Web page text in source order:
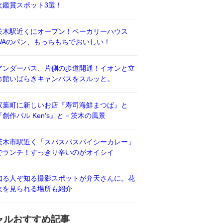
鑑賞スポット3選！
木駅近くにオープン！ベーカリーハウス
のパン、もっちもちでおいしい！
ンダーパス、片側の歩道開通！イオンと立
館いばらきキャンパスをスルッと。
葉町に新しいお店『寿司海鮮まつば』と
創作バル Ken’s』と－茨木の風景
木市駅近く「スパスパスパイシーカレー」
ランチ！すっきり辛いのがオイシイ
る人ぞ知る撮影スポットが弁天さんに。花
を見られる場所も紹介
ルおすすめ記事